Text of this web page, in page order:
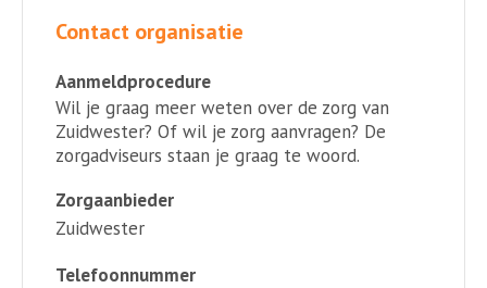
Contact organisatie
Aanmeldprocedure
Wil je graag meer weten over de zorg van
Zuidwester? Of wil je zorg aanvragen? De
zorgadviseurs staan je graag te woord.
Zorgaanbieder
Zuidwester
Telefoonnummer